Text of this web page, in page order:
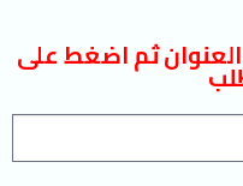
ثم اضغط على